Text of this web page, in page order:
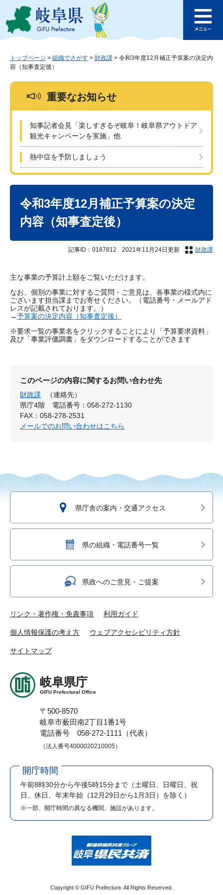
ジ
ュ
このページの本文へ
ュ
トップページ > 組織でさがす > 財政課 > 令和3年度12月補正予算案の決定内
容（知事査定後）
重要なお知らせ
知事記者会見「楽しすぎるぞ岐阜！岐阜県アウトドア
観光キャンペーンを実施」他
熱中症を予防しましょう
令和3年度12月補正予算案の決定
内容（知事査定後）
記事ID：0187812 2021年11月24日更新 財政課
主な事業の予算計上額をご覧いただけます。
なお、個別の事業に対するご質問・ご意見は、各事業の様式内に
ございます担当課までお寄せください。（電話番号・メールアド
レスが記載されております。）
→予算案の決定内容（知事査定後）
※要求一覧の事業名をクリックすることにより「予算要求資料」
及び「事業評価調書」をダウンロードすることができます
このページの内容に関するお問い合わせ先
財政課
（連絡先）
県庁4階
電話番号：058-272-1130
FAX：058-278-2531
メールでのお問い合わせはこちら
県庁舎の案内・交通アクセス
県の組織・電話番号一覧
県政へのご意見・ご提案
リンク・著作権・免責事項 利用ガイド
個人情報保護の考え方 ウェブアクセシビリティ方針
サイトマップ
岐阜県庁
GIFU Prefectural Office
〒500-8570
岐阜市薮田南2丁目1番1号
電話番号 058-272-1111（代表）
（法人番号4000020210005）
開庁時間
午前8時30分から午後5時15分まで （土曜日、日曜日、祝
日、休日、年末年始（12月29日から1月3日）を除く）
※一部、開庁時間の異なる機関、施設があります。
Copyright © GIFU Prefecture. All Rights Reserved.